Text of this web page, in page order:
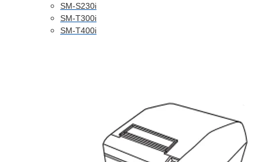
SM-S230i
SM-T300i
SM-T400i